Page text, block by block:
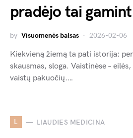
pradėjo tai
by Visuomenės balsas 2026-02-06
Kiekvieną žiemą ta pati istorija:
skausmas, sloga. Vaistinėse –
vaistų pakuočių.…
L LIAUDIES MEDICINA